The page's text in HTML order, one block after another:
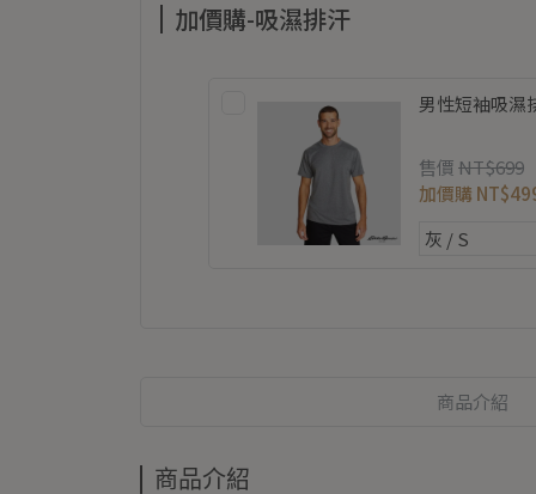
加價購-吸濕排汗
男性短袖吸濕
售價NT$699
加價購
商品介紹
商品介紹